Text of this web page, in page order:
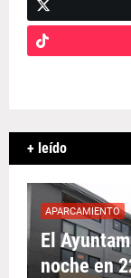
+ leído
APARCAMIENTO
El
noche en